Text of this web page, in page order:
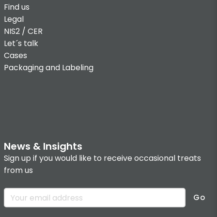
Find us
Legal
NIS2 / CER
Let´s talk
Cases
Packaging and Labeling
News & Insights
Sign up if you would like to receive occasional treats
from us
Go